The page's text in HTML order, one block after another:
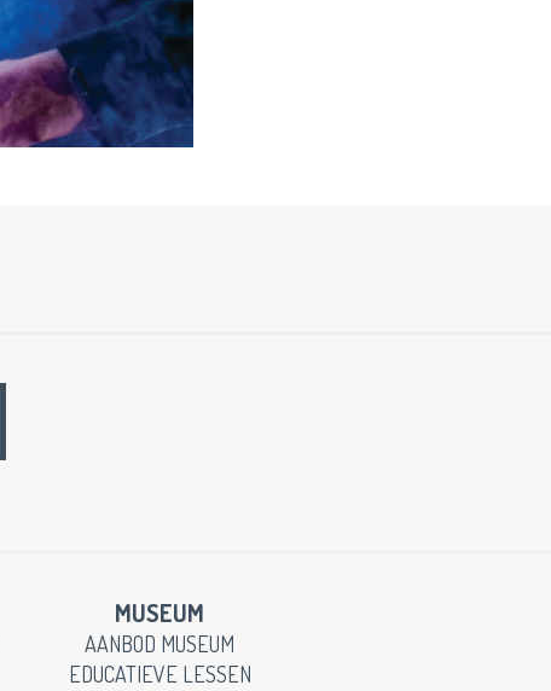
MUSEUM
AANBOD MUSEUM
EDUCATIEVE LESSEN